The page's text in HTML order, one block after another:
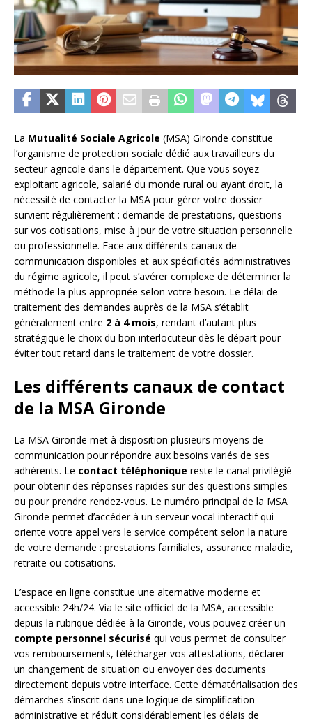
La Mutualité Sociale Agricole (MSA) Gironde constitue
l’organisme de protection sociale dédié aux travailleurs du
secteur agricole dans le département. Que vous soyez
exploitant agricole, salarié du monde rural ou ayant droit, la
nécessité de contacter la MSA pour gérer votre dossier
survient régulièrement : demande de prestations, questions
sur vos cotisations, mise à jour de votre situation personnelle
ou professionnelle. Face aux différents canaux de
communication disponibles et aux spécificités administratives
du régime agricole, il peut s’avérer complexe de déterminer la
méthode la plus appropriée selon votre besoin. Le délai de
traitement des demandes auprès de la MSA s’établit
généralement entre 2 à 4 mois, rendant d’autant plus
stratégique le choix du bon interlocuteur dès le départ pour
éviter tout retard dans le traitement de votre dossier.
Les différents canaux de contact
de la MSA Gironde
La MSA Gironde met à disposition plusieurs moyens de
communication pour répondre aux besoins variés de ses
adhérents. Le contact téléphonique reste le canal privilégié
pour obtenir des réponses rapides sur des questions simples
ou pour prendre rendez-vous. Le numéro principal de la MSA
Gironde permet d’accéder à un serveur vocal interactif qui
oriente votre appel vers le service compétent selon la nature
de votre demande : prestations familiales, assurance maladie,
retraite ou cotisations.
L’espace en ligne constitue une alternative moderne et
accessible 24h/24. Via le site officiel de la MSA, accessible
depuis la rubrique dédiée à la Gironde, vous pouvez créer un
compte personnel sécurisé qui vous permet de consulter
vos remboursements, télécharger vos attestations, déclarer
un changement de situation ou envoyer des documents
directement depuis votre interface. Cette dématérialisation des
démarches s’inscrit dans une logique de simplification
administrative et réduit considérablement les délais de